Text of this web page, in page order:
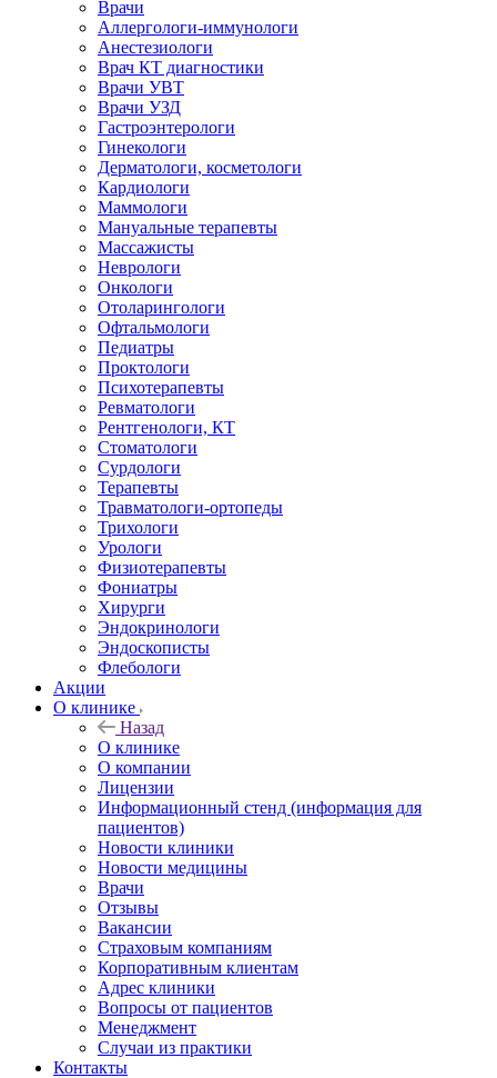
Врачи
Аллергологи-иммунологи
Анестезиологи
Врач КТ диагностики
Врачи УВТ
Врачи УЗД
Гастроэнтерологи
Гинекологи
Дерматологи, косметологи
Кардиологи
Маммологи
Мануальные терапевты
Массажисты
Неврологи
Онкологи
Отоларингологи
Офтальмологи
Педиатры
Проктологи
Психотерапевты
Ревматологи
Рентгенологи, КТ
Стоматологи
Сурдологи
Терапевты
Травматологи-ортопеды
Трихологи
Урологи
Физиотерапевты
Фониатры
Хирурги
Эндокринологи
Эндоскописты
Флебологи
Акции
О клинике
Назад
О клинике
О компании
Лицензии
Информационный стенд (информация для
пациентов)
Новости клиники
Новости медицины
Врачи
Отзывы
Вакансии
Страховым компаниям
Корпоративным клиентам
Адрес клиники
Вопросы от пациентов
Менеджмент
Случаи из практики
Контакты